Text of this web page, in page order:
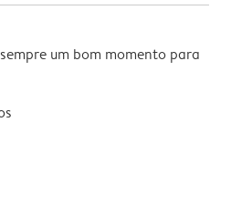
um bom momento para